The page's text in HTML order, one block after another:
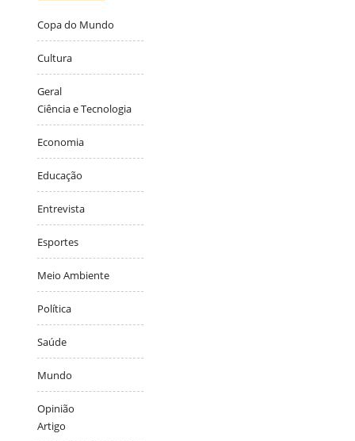
Copa do Mundo
Cultura
Geral
Ciência e Tecnologia
Economia
Educação
Entrevista
Esportes
Meio Ambiente
Política
Saúde
Mundo
Opinião
Artigo